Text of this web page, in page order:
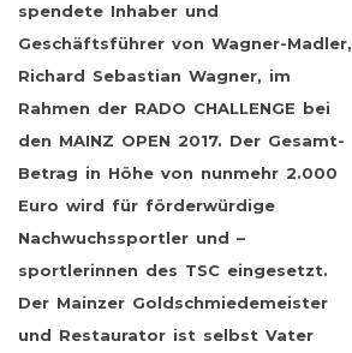
spendete Inhaber und
Geschäftsführer von Wagner-Madler,
Richard Sebastian Wagner, im
Rahmen der RADO CHALLENGE bei
den MAINZ OPEN 2017. Der Gesamt-
Betrag in Höhe von nunmehr 2.000
Euro wird für förderwürdige
Nachwuchssportler und –
sportlerinnen des TSC eingesetzt.
Der Mainzer Goldschmiedemeister
und Restaurator ist selbst Vater